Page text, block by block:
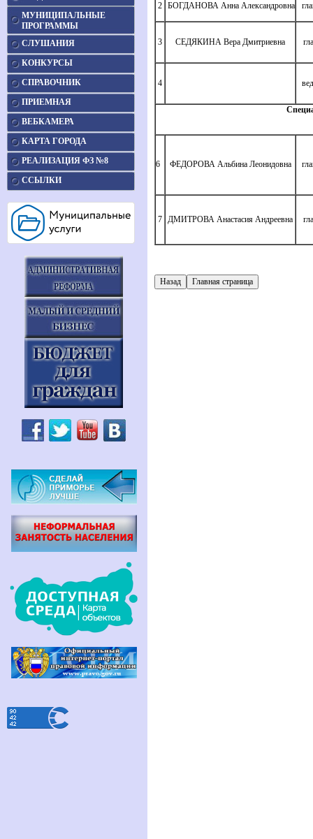
МУНИЦИПАЛЬНЫЕ
ПРОГРАММЫ
СЛУШАНИЯ
КОНКУРСЫ
СПРАВОЧНИК
ПРИЕМНАЯ
ВЕБКАМЕРА
КАРТА ГОРОДА
РЕАЛИЗАЦИЯ ФЗ №8
ССЫЛКИ
2 БОГДАНОВА Анна Александровна
3 СЕДЯКИНА Вера Дмитриевна
4
6 ФЕДОРОВА Альбина Леонидовна
7 ДМИТРОВА Анастасия Андреевна